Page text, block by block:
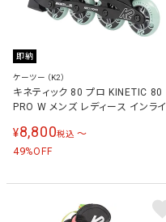
即納
ケーツー（K2）
キネティック 80 プロ KINETIC 80
PRO W メンズ レディース インライ
I220201001
¥8,800税込 〜
49%OFF